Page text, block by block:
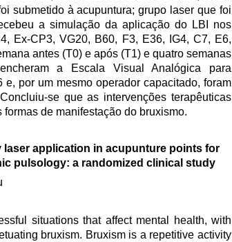
submetido à acupuntura; grupo laser que foi
a simulação da aplicação do LBI nos
Ex-CP3, VG20, B60, F3, E36, IG4, C7, E6,
antes (T0) e após (T1) e quatro semanas
a Escala Visual Analógica para
por um mesmo operador capacitado, foram
se que as intervenções terapêuticas
de manifestação do bruxismo.
laser application in acupunture points for
pulsology: a randomized clinical study
situations that affect mental health, with
bruxism. Bruxism is a repetitive activity